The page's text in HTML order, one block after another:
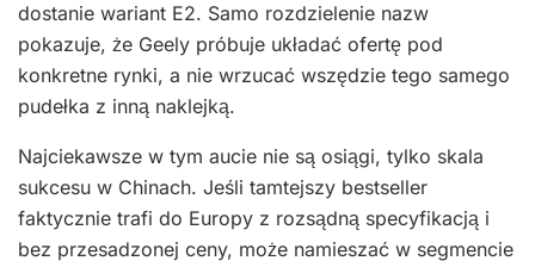
dostanie wariant E2. Samo rozdzielenie nazw
pokazuje, że Geely próbuje układać ofertę pod
konkretne rynki, a nie wrzucać wszędzie tego samego
pudełka z inną naklejką.
Najciekawsze w tym aucie nie są osiągi, tylko skala
sukcesu w Chinach. Jeśli tamtejszy bestseller
faktycznie trafi do Europy z rozsądną specyfikacją i
bez przesadzonej ceny, może namieszać w segmencie